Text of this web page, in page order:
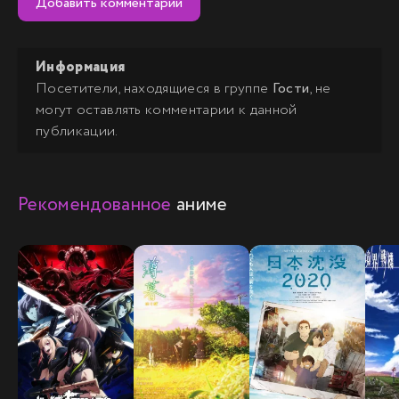
Информация
Посетители, находящиеся в группе Гости, не
могут оставлять комментарии к данной
публикации.
Рекомендованное аниме